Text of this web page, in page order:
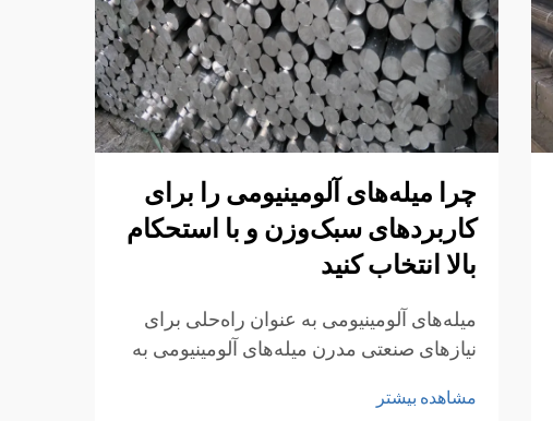
چرا میله‌های آلومینیومی را برای
کاربردهای سبک‌وزن و با استحکام
بالا انتخاب کنید
میله‌های آلومینیومی به عنوان راه‌حلی برای
نیازهای صنعتی مدرن میله‌های آلومینیومی به
سبک‌وزنی و استحکام بالا به‌طور گسترده
مشاهده بیشتر